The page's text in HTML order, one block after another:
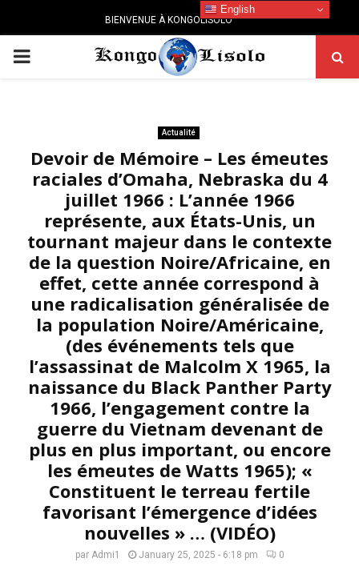
BIENVENUE À KONGOLISOLO
PRIMARY
Actualité
Devoir de Mémoire – Les émeutes
raciales d’Omaha, Nebraska du 4
juillet 1966 : L’année 1966
représente, aux États-Unis, un
tournant majeur dans le contexte
de la question Noire/Africaine, en
effet, cette année correspond à
une radicalisation généralisée de
la population Noire/Américaine,
(des événements tels que
l’assassinat de Malcolm X 1965, la
naissance du Black Panther Party
1966, l’engagement contre la
guerre du Vietnam devenant de
plus en plus important, ou encore
les émeutes de Watts 1965); «
Constituent le terreau fertile
favorisant l’émergence d’idées
nouvelles » … (VIDÉO)
par Admi1 January 25, 2025 - 6:18 pm 0
English